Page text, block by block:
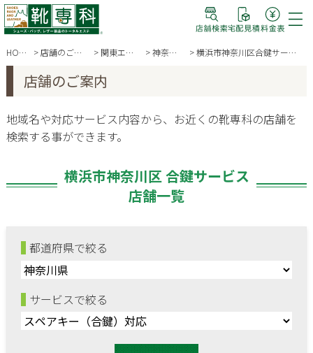
HOME 店舗のご案内 関東エリア 神奈川県 横浜市神奈川区合鍵サービス
店舗のご案内
地域名や対応サービス内容から、お近くの靴専科の店舗を
検索する事ができます。
横浜市神奈川区 合鍵サービス
店舗一覧
都道府県で絞る
サービスで絞る